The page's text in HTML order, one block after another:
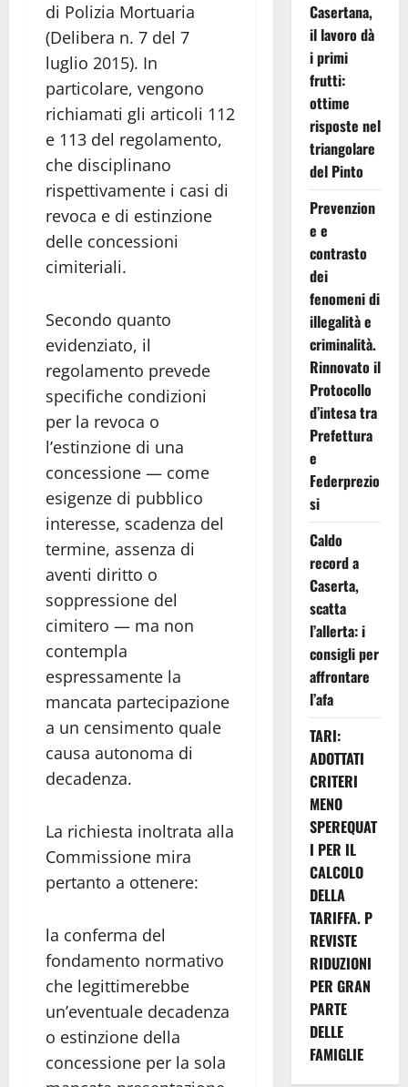
di Polizia Mortuaria
(Delibera n. 7 del 7
luglio 2015). In
particolare, vengono
richiamati gli articoli 112
e 113 del regolamento,
che disciplinano
rispettivamente i casi di
revoca e di estinzione
delle concessioni
cimiteriali.
Secondo quanto
evidenziato, il
regolamento prevede
specifiche condizioni
per la revoca o
l’estinzione di una
concessione — come
esigenze di pubblico
interesse, scadenza del
termine, assenza di
aventi diritto o
soppressione del
cimitero — ma non
contempla
espressamente la
mancata partecipazione
a un censimento quale
causa autonoma di
decadenza.
La richiesta inoltrata alla
Commissione mira
pertanto a ottenere:
la conferma del
fondamento normativo
che legittimerebbe
un’eventuale decadenza
o estinzione della
concessione per la sola
Casertana,
il lavoro dà
i primi
frutti:
ottime
risposte nel
triangolare
del Pinto
Prevenzion
e e
contrasto
dei
fenomeni di
illegalità e
criminalità.
Rinnovato il
Protocollo
d’intesa tra
Prefettura
e
Federprezio
si
Caldo
record a
Caserta,
scatta
l’allerta: i
consigli per
affrontare
l’afa
TARI:
ADOTTATI
CRITERI
MENO
SPEREQUAT
I PER IL
CALCOLO
DELLA
TARIFFA. P
REVISTE
RIDUZIONI
PER GRAN
PARTE
DELLE
FAMIGLIE